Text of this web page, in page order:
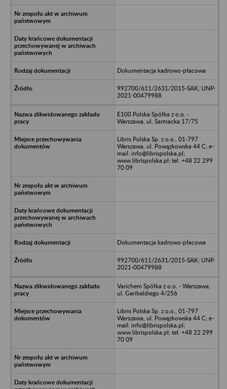
Dokumentacja kadrowo-płacowa
992700/611/2631/2015-SAK; UNP:
2021-00479988
E100 Polska Spółka z o.o. -
Warszawa, ul. Sarmacka 17/75
Libris Polska Sp. z o.o., 01-797
Warszawa, ul. Powązkowska 44 C; e-
mail: info@librispolska.pl;
www.librispolska.pl; tel. +48 22 299
70 09
Dokumentacja kadrowo-płacowa
992700/611/2631/2015-SAK; UNP:
2021-00479988
Varichem Spółka z o.o. - Warszawa,
ul. Garibaldiego 4/256
Libris Polska Sp. z o.o., 01-797
Warszawa, ul. Powązkowska 44 C; e-
mail: info@librispolska.pl;
www.librispolska.pl; tel. +48 22 299
70 09